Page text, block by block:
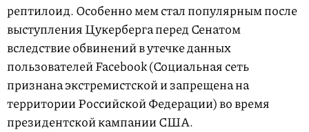
рептилоид. Особенно мем стал популярным после
выступления Цукерберга перед Сенатом
вследствие обвинений в утечке данных
пользователей Facebook (Социальная сеть
признана экстремистской и запрещена на
территории Российской Федерации) во время
президентской кампании США.